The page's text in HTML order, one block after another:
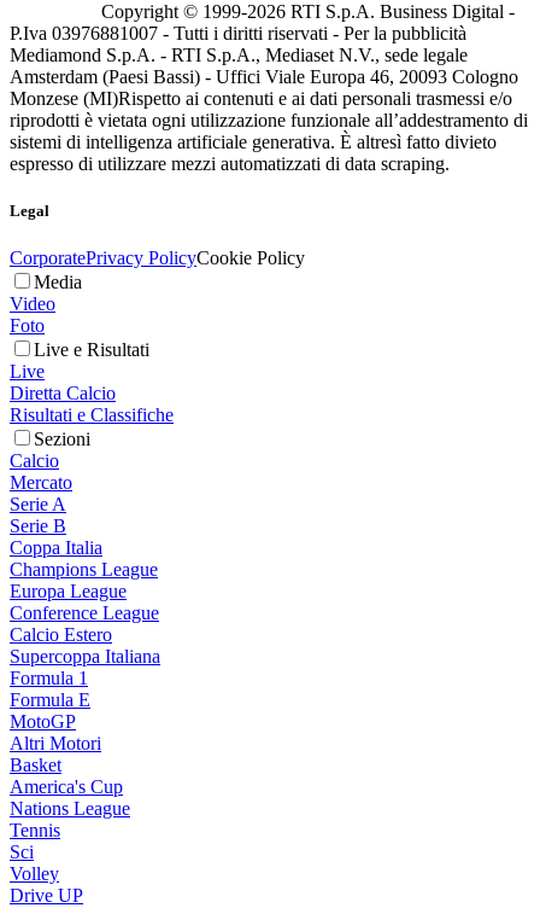
Copyright © 1999-2026 RTI S.p.A. Business Digital -
P.Iva 03976881007 - Tutti i diritti riservati - Per la pubblicità
Mediamond S.p.A. - RTI S.p.A., Mediaset N.V., sede legale
Amsterdam (Paesi Bassi) - Uffici Viale Europa 46, 20093 Cologno
Monzese (MI)Rispetto ai contenuti e ai dati personali trasmessi e/o
riprodotti è vietata ogni utilizzazione funzionale all’addestramento di
sistemi di intelligenza artificiale generativa. È altresì fatto divieto
espresso di utilizzare mezzi automatizzati di data scraping.
Legal
CorporatePrivacy PolicyCookie Policy
Media
Video
Foto
Live e Risultati
Live
Diretta Calcio
Risultati e Classifiche
Sezioni
Calcio
Mercato
Serie A
Serie B
Coppa Italia
Champions League
Europa League
Conference League
Calcio Estero
Supercoppa Italiana
Formula 1
Formula E
MotoGP
Altri Motori
Basket
America's Cup
Nations League
Tennis
Sci
Volley
Drive UP